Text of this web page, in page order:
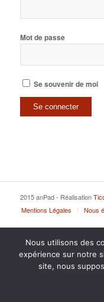
Mot de passe
Se souvenir de moi
2015 anPad - Réalisation
Mentions Légales
Nous
Nous utilisons des
expérience sur notre
site, nous